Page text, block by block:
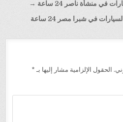
في منشأة ناصر 24 ساعة →
في شبرا مصر 24 ساعة
الحقول الإلزامية مشار إليها بـ *